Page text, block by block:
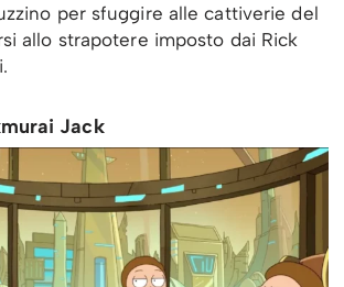
per sfuggire alle cattiverie del
allo strapotere imposto dai Rick
Jack